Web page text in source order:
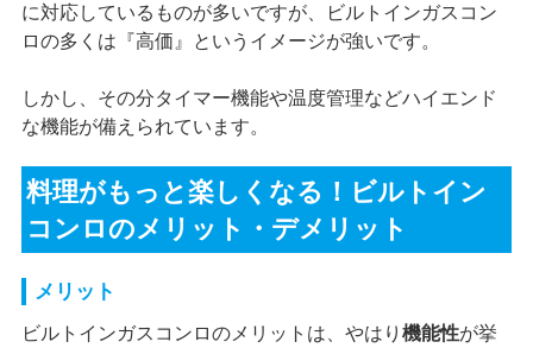
に対応しているものが多いですが、ビルトインガスコン
ロの多くは『高価』というイメージが強いです。
しかし、その分タイマー機能や温度管理などハイエンド
な機能が備えられています。
料理がもっと楽しくなる！ビルトイン
コンロのメリット・デメリット
メリット
ビルトインガスコンロのメリットは、やはり 機能性が挙